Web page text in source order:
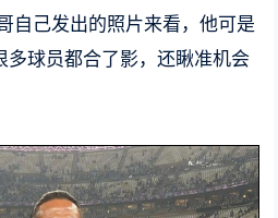
自己发出的照片来看，他可是
多球员都合了影，还瞅准机会